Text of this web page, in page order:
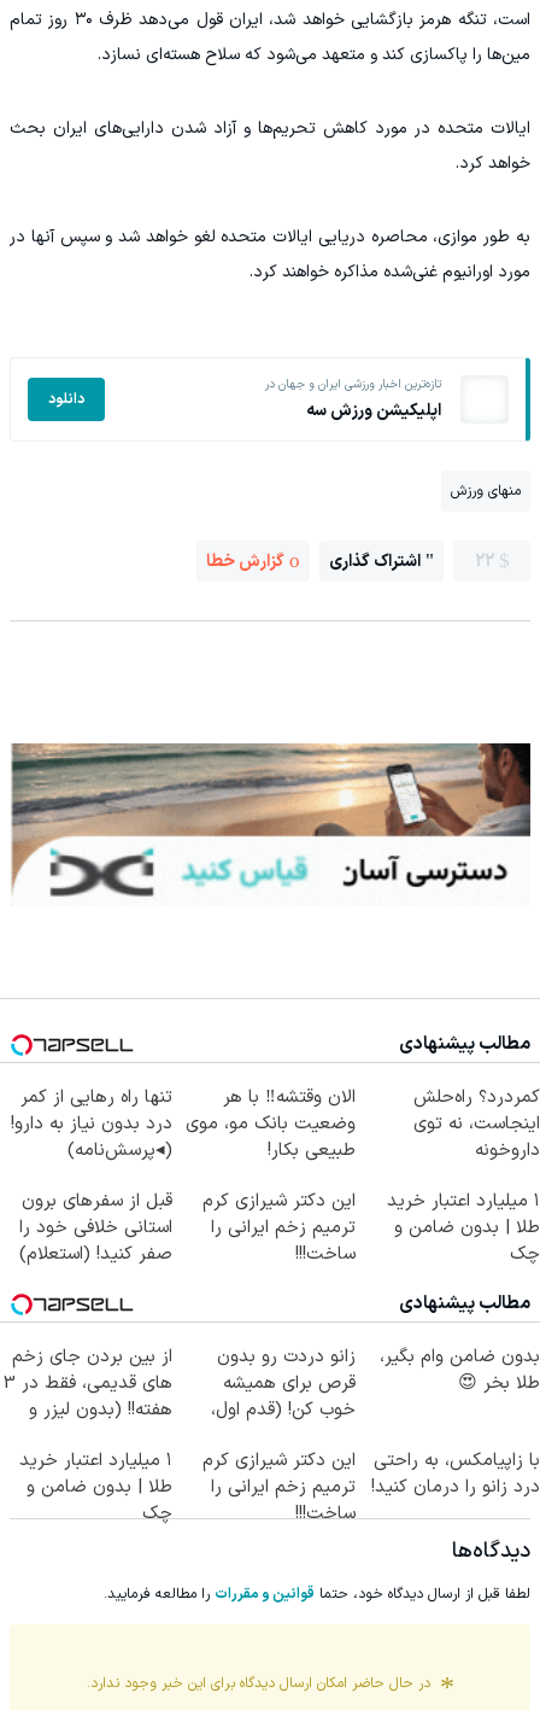
است، تنگه هرمز بازگشایی خواهد شد، ایران قول می‌دهد ظرف ۳۰ روز تمام
مین‌ها را پاکسازی کند و متعهد می‌شود که سلاح هسته‌ای نسازد.
ایالات متحده در مورد کاهش تحریم‌ها و آزاد شدن دارایی‌های ایران بحث
خواهد کرد.
به طور موازی، محاصره دریایی ایالات متحده لغو خواهد شد و سپس آنها در
مورد اورانیوم غنی‌شده مذاکره خواهند کرد.
تازه‌ترین اخبار ورزشی ایران و جهان در
اپلیکیشن ورزش سه دانلود
منهای ورزش
22 اشتراک گذاری گزارش خطا
مطالب پیشنهادی
کمردرد؟ راه‌حلش
اینجاست، نه توی
داروخونه
الان وقتشه‼️ با هر
وضعیت بانک مو، موی
طبیعی بکار!
تنها راه رهایی از کمر
درد بدون نیاز به دارو!
(◂پرسش‌نامه)
۱ میلیارد اعتبار خرید
طلا | بدون ضامن و
چک
این دکتر شیرازی کرم
ترمیم زخم ایرانی را
ساخت!!!
قبل از سفرهای برون
استانی خلافی خود را
صفر کنید! (استعلام)
مطالب پیشنهادی
بدون ضامن وام بگیر،
طلا بخر 😍
زانو دردت رو بدون
قرص برای همیشه
خوب کن! (قدم اول،
از بین بردن جای زخم
های قدیمی، فقط در 3
هفته!! (بدون لیزر و
با زاپیامکس، به راحتی
درد زانو را درمان کنید!
این دکتر شیرازی کرم
ترمیم زخم ایرانی را
ساخت!!!
۱ میلیارد اعتبار خرید
طلا | بدون ضامن و
چک
دیدگاه‌ها
لطفا قبل از ارسال دیدگاه خود، حتما قوانین و مقررات را مطالعه فرمایید.
در حال حاضر امکان ارسال دیدگاه برای این خبر وجود ندارد.